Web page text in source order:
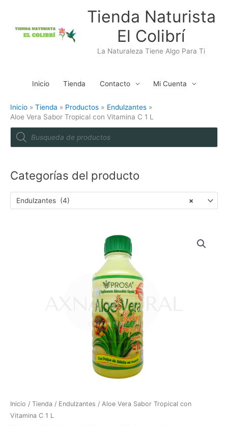
contenido
Tienda Naturista
El Colibrí
La Naturaleza Tiene Algo Para Ti
Inicio Tienda Contacto Mi Cuenta
Inicio Tienda Productos
Endulzantes
Aloe Vera Sabor Tropical con Vitamina C 1 L
P
d
s
c
Categorías del producto
×
Endulzantes (4)
Inicio / Tienda / Endulzantes / Aloe Vera Sabor Tropical con
Vitamina C 1 L